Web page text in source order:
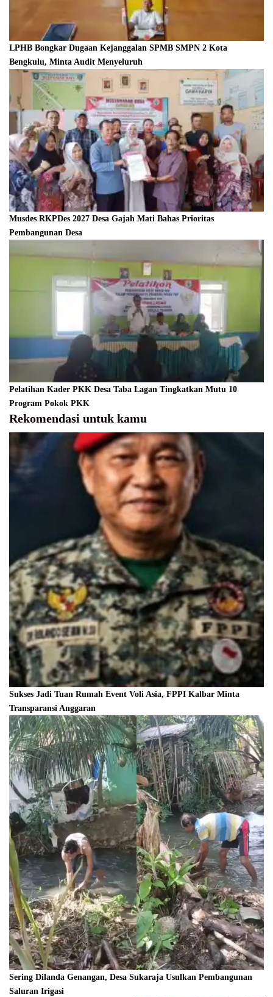
LPHB Bongkar Dugaan Kejanggalan SPMB SMPN 2 Kota
Bengkulu, Minta Audit Menyeluruh
Musdes RKPDes 2027 Desa Gajah Mati Bahas Prioritas
Pembangunan Desa
Pelatihan Kader PKK Desa Taba Lagan Tingkatkan Mutu 10
Program Pokok PKK
Rekomendasi untuk kamu
Sukses Jadi Tuan Rumah Event Voli Asia, FPPI Kalbar Minta
Transparansi Anggaran
Sering Dilanda Genangan, Desa Sukaraja Usulkan Pembangunan
Saluran Irigasi